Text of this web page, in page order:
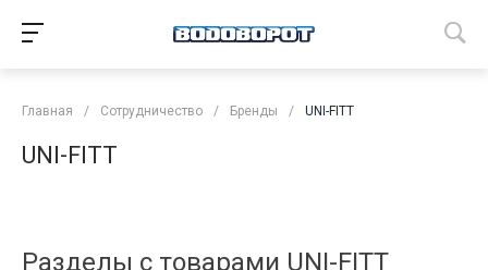
Главная / Сотрудничество / Бренды / UNI-FITT
UNI-FITT
Разделы с товарами UNI-FITT